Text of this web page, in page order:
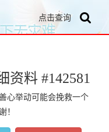
点击查询
资料 #142581
心举动可能会挽救一个
！